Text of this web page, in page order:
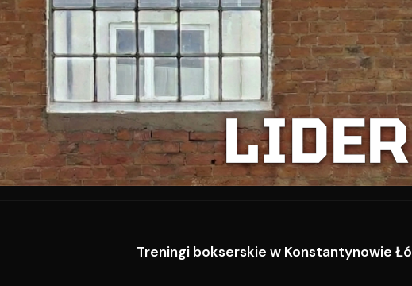
Treningi bokserskie w Konstantynowie